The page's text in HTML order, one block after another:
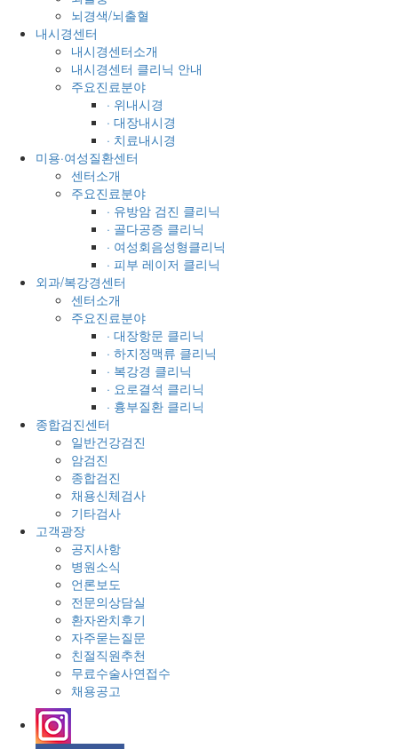
뇌경색/뇌출혈
내시경센터
내시경센터소개
내시경센터 클리닉 안내
주요진료분야
· 위내시경
· 대장내시경
· 치료내시경
미용·여성질환센터
센터소개
주요진료분야
· 유방암 검진 클리닉
· 골다공증 클리닉
· 여성회음성형클리닉
· 피부 레이저 클리닉
외과/복강경센터
센터소개
주요진료분야
· 대장항문 클리닉
· 하지정맥류 클리닉
· 복강경 클리닉
· 요로결석 클리닉
· 흉부질환 클리닉
종합검진센터
일반건강검진
암검진
종합검진
채용신체검사
기타검사
고객광장
공지사항
병원소식
언론보도
전문의상담실
환자완치후기
자주묻는질문
친절직원추천
무료수술사연접수
채용공고